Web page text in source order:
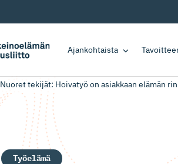
Ajankohtaista
Nuoret tekijät: Hoivatyö on asiakkaan elämän
Työelämä